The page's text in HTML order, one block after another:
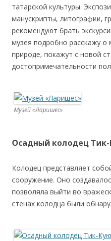
татарской культуры.
манускрипты, литографии,
рекомендуют брать
музея подробно расскажу о
природе, покажут с новой
достопримечательности
Музей «Ларишес»
Осадный колодец
Колодец представляет
сооружение. Оно
позволяла выйти во
стенах колодца были